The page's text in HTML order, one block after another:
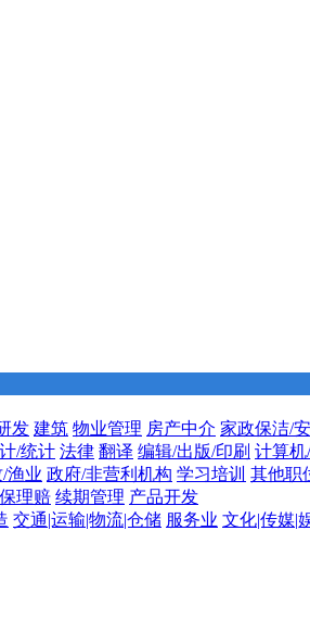
发 建筑 物业管理 房产中介 家政保洁/
/统计 法律 翻译 编辑/出版/印刷 计算
渔业 政府/非营利机构 学习培训 其他职
理赔 续期管理 产品开发
交通|运输|物流|仓储 服务业 文化|传媒|